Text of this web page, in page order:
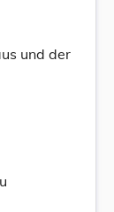
und der